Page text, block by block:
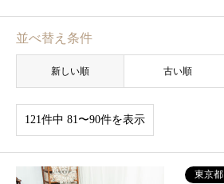
並べ替え条件
新しい順 古い順
121件中 81〜90件を表示
東京都